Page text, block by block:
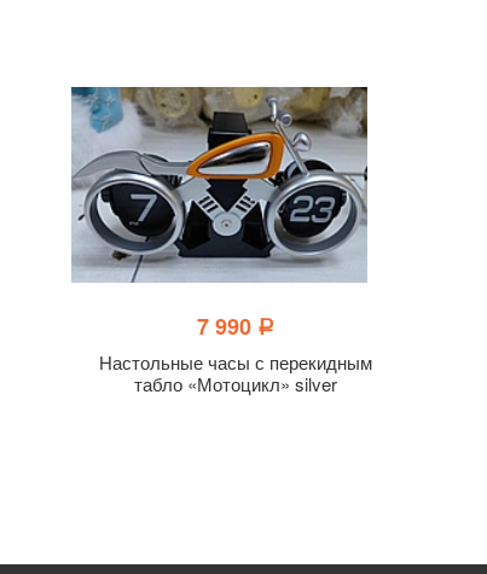
7 990 a
Настольные часы с перекидным
табло «Мотоцикл» silver